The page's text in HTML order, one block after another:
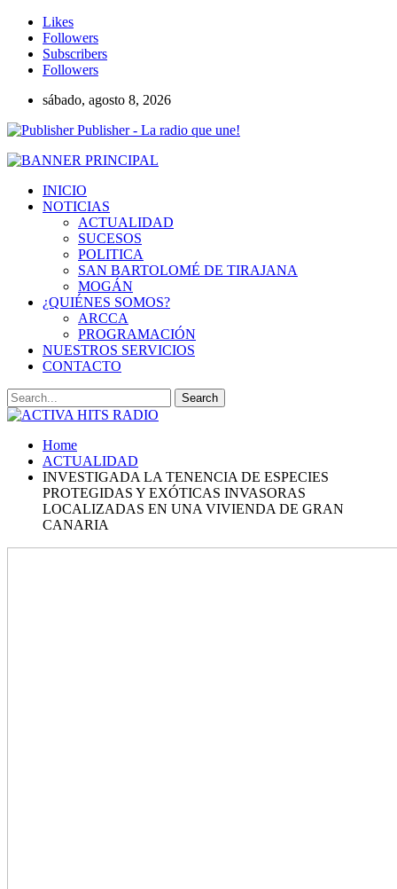
Likes
Followers
Subscribers
Followers
sábado, agosto 8, 2026
Publisher - La radio que une!
INICIO
NOTICIAS
ACTUALIDAD
SUCESOS
POLITICA
SAN BARTOLOMÉ DE TIRAJANA
MOGÁN
¿QUIÉNES SOMOS?
ARCCA
PROGRAMACIÓN
NUESTROS SERVICIOS
CONTACTO
Home
ACTUALIDAD
INVESTIGADA LA TENENCIA DE ESPECIES
PROTEGIDAS Y EXÓTICAS INVASORAS
LOCALIZADAS EN UNA VIVIENDA DE GRAN
CANARIA